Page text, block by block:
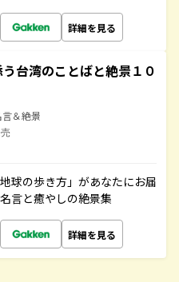
詳細を見る
台湾のことばと絶景１０
＆絶景
球の歩き方」があなたにお届
言と癒やしの絶景集
詳細を見る